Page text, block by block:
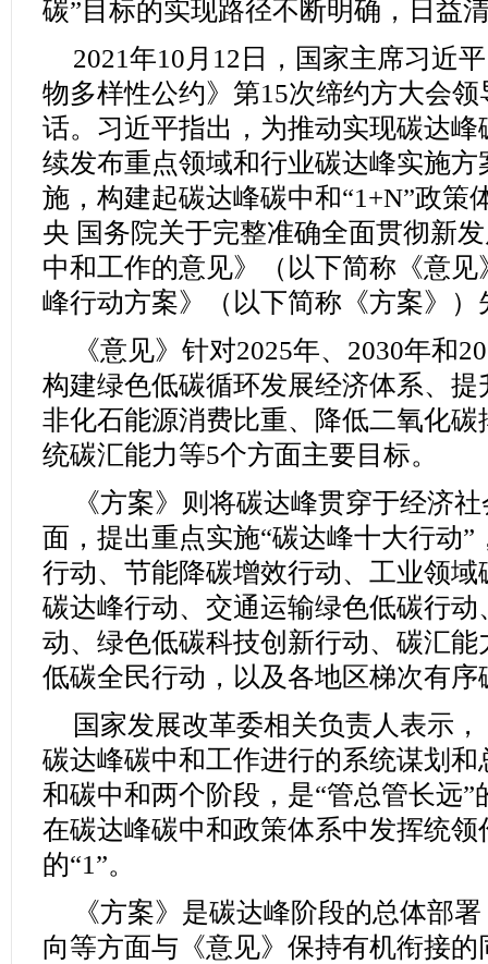
碳”目标的实现路径不断明确，日益
2021年10月12日，国家主席习近
物多样性公约》第15次缔约方大会
话。习近平指出，为推动实现碳达
续发布重点领域和行业碳达峰实施
施，构建起碳达峰碳中和“1+N”政策
央 国务院关于完整准确全面贯彻新
中和工作的意见》（以下简称《意见
峰行动方案》（以下简称《方案》）
《意见》针对2025年、2030年和
构建绿色低碳循环发展经济体系、
非化石能源消费比重、降低二氧化
统碳汇能力等5个方面主要目标。
《方案》则将碳达峰贯穿于经济
面，提出重点实施“碳达峰十大行动
行动、节能降碳增效行动、工业领
碳达峰行动、交通运输绿色低碳行
动、绿色低碳科技创新行动、碳汇
低碳全民行动，以及各地区梯次有序
国家发展改革委相关负责人表示
碳达峰碳中和工作进行的系统谋划
和碳中和两个阶段，是“管总管长远
在碳达峰碳中和政策体系中发挥统领
的“1”。
《方案》是碳达峰阶段的总体部
向等方面与《意见》保持有机衔接的